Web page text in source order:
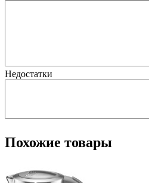
Недостатки
Похожие товары